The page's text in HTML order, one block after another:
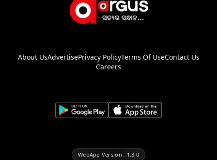
About UsAdvertisePrivacy PolicyTerms Of UseContact Us
Careers
WebApp Version : 1.3.0